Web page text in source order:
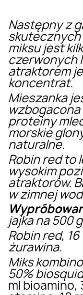
Następny z
skutecznych
miksu jest
czerwonych
atraktorem
koncentrat.
Mieszanka
proteiny
morskie
naturalne.
Robin red to
wysokim
atraktorów.
w zimnej
jajka na 500
Robin red,
żurawina.
Miks
50%
ml bioamino,